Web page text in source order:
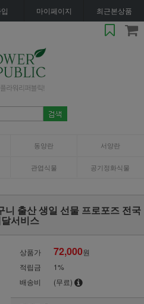
마이페이지 최근본상품
동양란 서양란
관엽식물 공기정화식물
출산 생일 선물 프로포즈 전국
서비스
상품가 72,000원
적립금
1%
배송비
(무료)